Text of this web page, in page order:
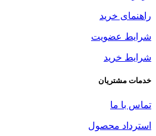
راهنمای خرید
شرایط عضویت
شرایط خرید
خدمات مشتریان
تماس با ما
استرداد محصول